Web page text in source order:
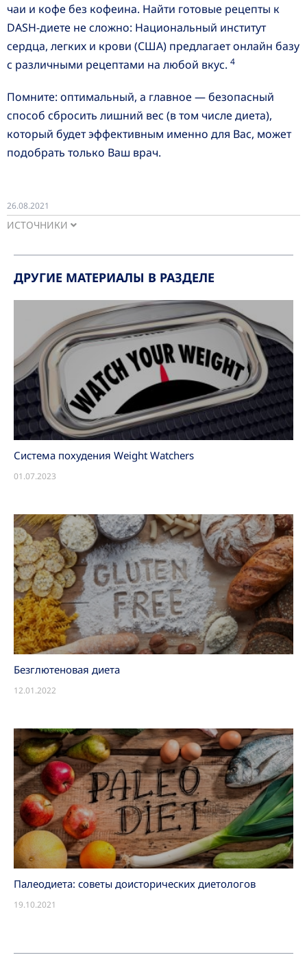
чаи и кофе без кофеина. Найти готовые рецепты к
DASH-диете не сложно: Национальный институт
сердца, легких и крови (США) предлагает онлайн базу
с различными рецептами на любой вкус. 4
Помните: оптимальный, а главное — безопасный
способ сбросить лишний вес (в том числе диета),
который будет эффективным именно для Вас, может
подобрать только Ваш врач.
26.08.2021
ИСТОЧНИКИ
ДРУГИЕ МАТЕРИАЛЫ В РАЗДЕЛЕ
Система похудения Weight Watchers
01.07.2023
Безглютеновая диета
12.01.2022
Палеодиета: советы доисторических диетологов
19.10.2021